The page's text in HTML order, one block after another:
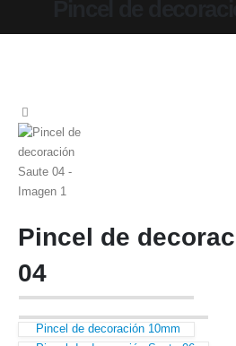
Pincel de
04
Pincel de decoración 10mm